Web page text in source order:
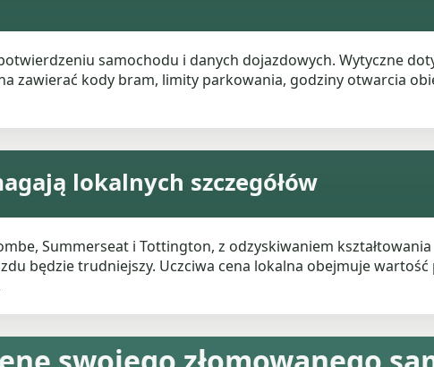
samochodu i danych dojazdowych. Wytyczne
zawierać kody bram, limity parkowania, godziny otwarcia
lokalnych szczegółów
Summerseat i Tottington, z odzyskiwaniem
będzie trudniejszy. Uczciwa cena lokalna obejmuje